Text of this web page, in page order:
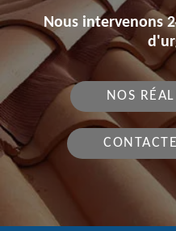
Nous intervenons
NOS